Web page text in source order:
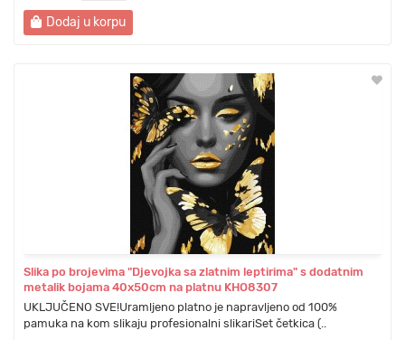
Dodaj u korpu
Slika po brojevima "Djevojka sa zlatnim leptirima" s dodatnim
metalik bojama 40x50cm na platnu KHO8307
UKLJUČENO SVE!Uramljeno platno je napravljeno od 100%
pamuka na kom slikaju profesionalni slikariSet četkica (..